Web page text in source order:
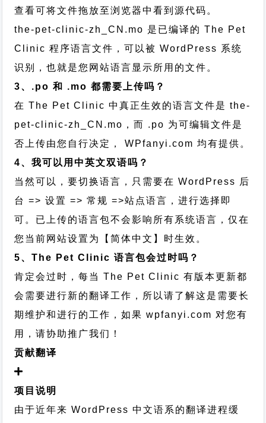
查看可将文件拖放至浏览器中看到源代码。
the-pet-clinic-zh_CN.mo 是已编译的 The Pet
Clinic 程序语言文件，可以被 WordPress 系统
识别，也就是您网站语言显示所用的文件。
3、.po 和 .mo 都需要上传吗？
在 The Pet Clinic 中真正生效的语言文件是 the-
pet-clinic-zh_CN.mo，而 .po 为可编辑文件是
否上传由您自行决定， WPfanyi.com 均有提供。
4、我可以用中英文双语吗？
当然可以，要切换语言，只需要在 WordPress 后
台 => 设置 => 常规 =>站点语言，进行选择即
可。已上传的语言包不会影响所有系统语言，仅在
您当前网站设置为【简体中文】时生效。
5、The Pet Clinic 语言包会过时吗？
肯定会过时，每当 The Pet Clinic 有版本更新都
会需要进行新的翻译工作，所以请了解这是需要长
期维护和进行的工作，如果 wpfanyi.com 对您有
用，请协助推广我们！
贡献翻译
项目说明
由于近年来 WordPress 中文语系的翻译进程缓